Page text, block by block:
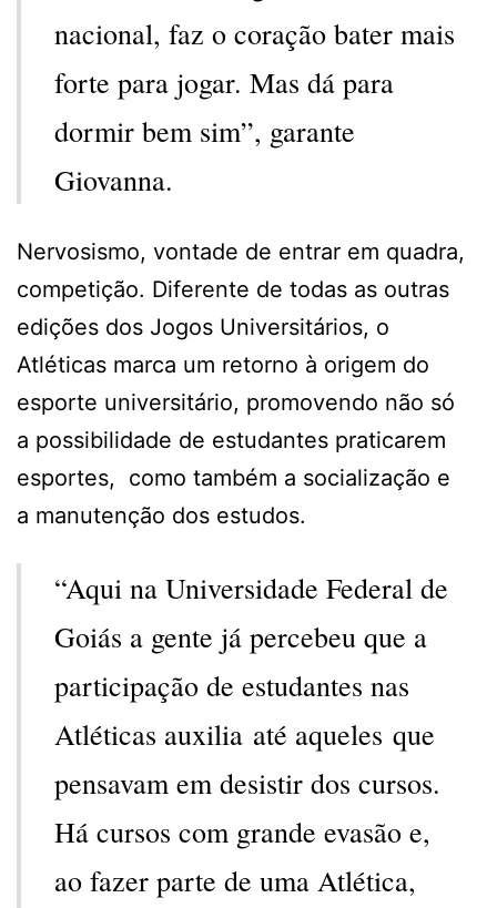
nacional, faz o coração bater mais
forte para jogar. Mas dá para
dormir bem sim”, garante
Giovanna.
Nervosismo, vontade de entrar em quadra,
competição. Diferente de todas as outras
edições dos Jogos Universitários, o
Atléticas marca um retorno à origem do
esporte universitário, promovendo não só
a possibilidade de estudantes praticarem
esportes, como também a socialização e
a manutenção dos estudos.
“Aqui na Universidade Federal de
Goiás a gente já percebeu que a
participação de estudantes nas
Atléticas auxilia até aqueles que
pensavam em desistir dos cursos.
Há cursos com grande evasão e,
ao fazer parte de uma Atlética,